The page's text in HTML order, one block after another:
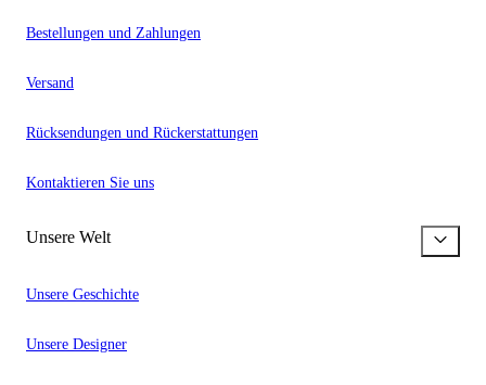
Bestellungen und Zahlungen
Versand
Rücksendungen und Rückerstattungen
Kontaktieren Sie uns
Unsere Welt
Unsere Geschichte
Unsere Designer